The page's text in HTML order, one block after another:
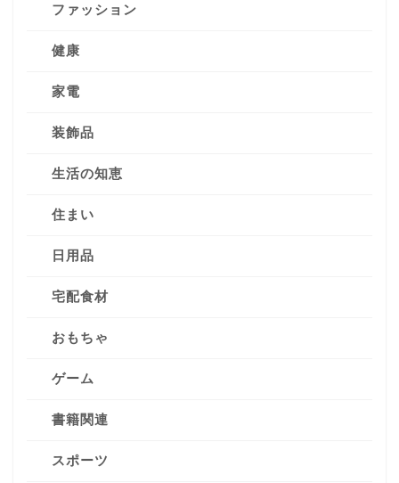
ファッション
健康
家電
装飾品
生活の知恵
住まい
日用品
宅配食材
おもちゃ
ゲーム
書籍関連
スポーツ